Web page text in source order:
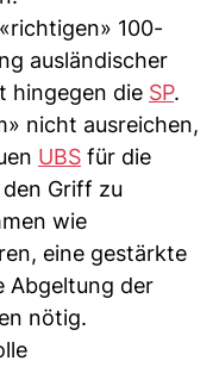
100-
ausländischer
hingegen die SP.
nicht ausreichen,
UBS für die
Griff zu
wie
eine gestärkte
Abgeltung der
nötig.